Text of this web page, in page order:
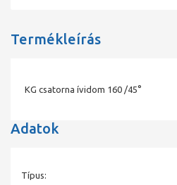
Termékleírás
KG csatorna ívidom 160 /45°
Adatok
Típus: